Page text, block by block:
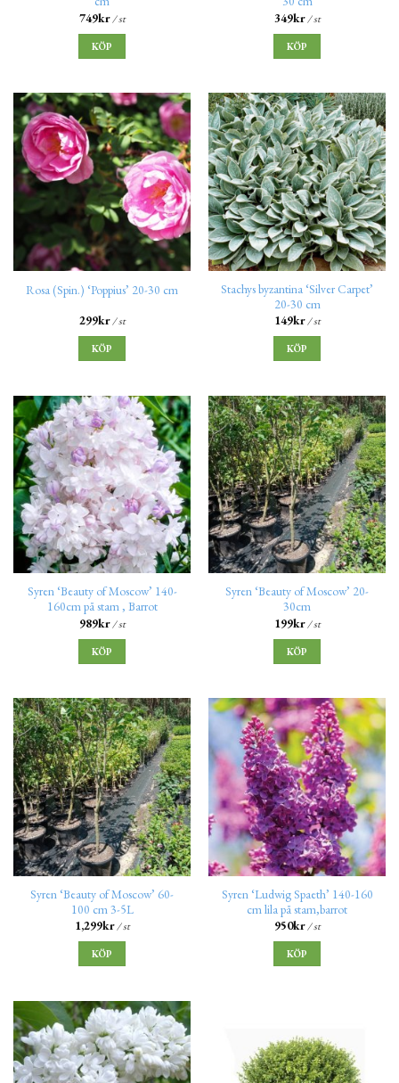
749kr/ st
KÖP
349kr/ st
KÖP
Rosa (Spin.) ‘Poppius’ 20-30 cm
299kr/ st
KÖP
Stachys byzantina ‘Silver Carpet’
20-30 cm
149kr/ st
KÖP
Syren ‘Beauty of Moscow’ 140-
160cm på stam , Barrot
989kr/ st
KÖP
Syren ‘Beauty of Moscow’ 20-
30cm
199kr/ st
KÖP
Syren ‘Beauty of Moscow’ 60-
100 cm 3-5L
1,299kr/ st
KÖP
Syren ‘Ludwig Spaeth’ 140-160
cm lila på stam,barrot
950kr/ st
KÖP